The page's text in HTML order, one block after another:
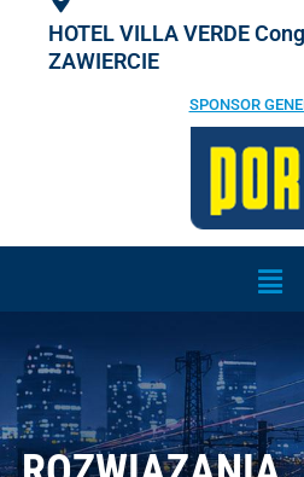
HOTEL VILLA VERDE
ZAWIERCIE
SPONSOR
Menu